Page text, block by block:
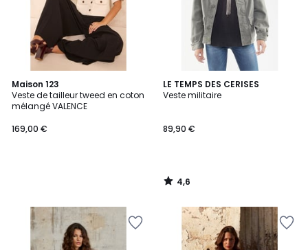
Maison 123
Veste de tailleur tweed en coton
mélangé VALENCE
€.
169,00 €
LE TEMPS DES CERISES
Veste militaire
89,90 €
4,6
/ 5
4,6
/